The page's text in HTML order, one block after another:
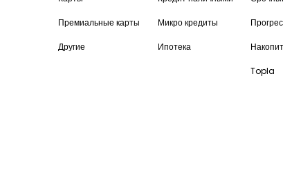
Премиальные карты
Другие
Микро кредиты
Ипотека
Topla